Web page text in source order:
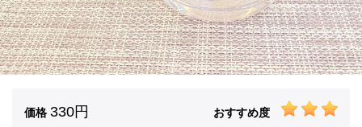
価格 330円 おすすめ度